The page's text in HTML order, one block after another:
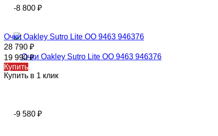
-8 800 ₽
Очки Oakley Sutro Lite OO 9463 946376
28 790 ₽
19 990₽
Купить
Купить в 1 клик
-9 580 ₽